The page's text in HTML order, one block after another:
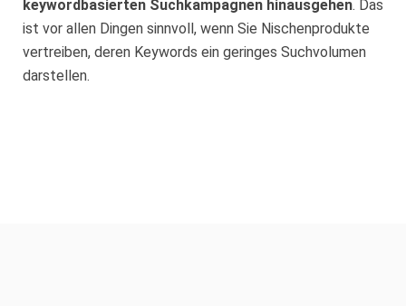
keywordbasierten Suchkampagnen hinausgehen. Das
ist vor allen Dingen sinnvoll, wenn Sie Nischenprodukte
vertreiben, deren Keywords ein geringes Suchvolumen
darstellen.